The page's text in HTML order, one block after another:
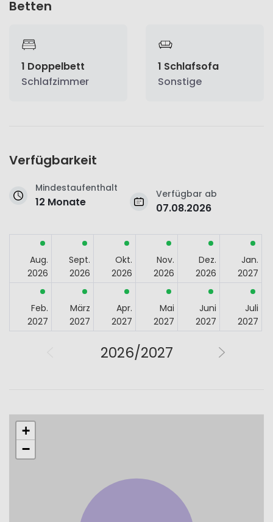
Betten
1 Doppelbett
Schlafzimmer
1 Schlafsofa
Sonstige
Verfügbarkeit
Mindestaufenthalt
12 Monate
Verfügbar ab
07.08.2026
Aug.
2026
Sept.
2026
Okt.
2026
Nov.
2026
Dez.
2026
Jan.
2027
Feb.
2027
März
2027
Apr.
2027
Mai
2027
Juni
2027
Juli
2027
2026/2027
+
−